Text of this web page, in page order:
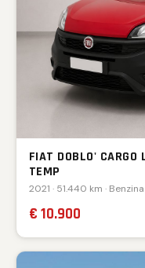
FIAT DOBLO'
TEMP
2021 · 51.440 km · Benzina
€ 10.900